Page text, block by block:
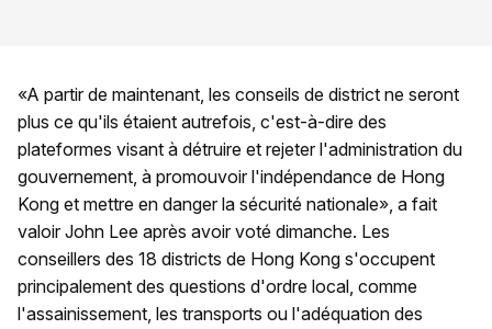
«A partir de maintenant, les conseils de district ne seront
plus ce qu'ils étaient autrefois, c'est-à-dire des
plateformes visant à détruire et rejeter l'administration du
gouvernement, à promouvoir l'indépendance de Hong
Kong et mettre en danger la sécurité nationale», a fait
valoir John Lee après avoir voté dimanche. Les
conseillers des 18 districts de Hong Kong s'occupent
principalement des questions d'ordre local, comme
l'assainissement, les transports ou l'adéquation des